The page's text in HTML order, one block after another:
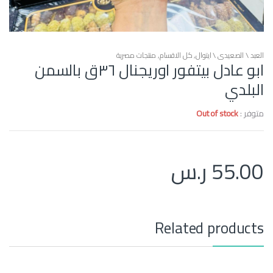
العبد \ الصعيدي \ ايتوال,كل الاقسام,منتجات مصرية
ابو عادل بيتفور اوريجنال ٣٦ق بالسمن
البلدي
متوفر :Out of stock
55.00ر.س
Related products